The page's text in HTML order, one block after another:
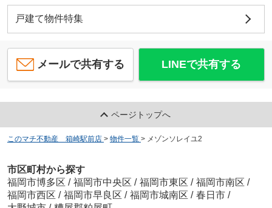
戸建て物件特集
メールで共有する LINEで共有する
ページトップへ
このマチ不動産 箱崎駅前店 > 物件一覧 > メゾンソレイユ2
市区町村から探す
福岡市博多区 / 福岡市中央区 / 福岡市東区 / 福岡市南区 /
福岡市西区 / 福岡市早良区 / 福岡市城南区 / 春日市 /